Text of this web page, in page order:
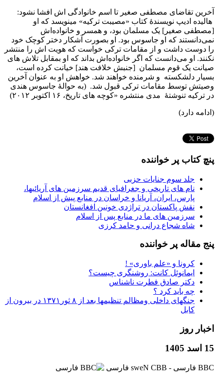
آخرين تقاضای مصطفی صغير تا اسم خانوادگی اش افشا نشود:
هالیده ادیپ نويسندۀ کتاب «مصیبت ترکیه» مينويسد که او
[مصطفی صغير] یک مسلمان بود، و همسر و خانواده‌اش
نمی‌دانستند که او جاسوس بود. او بصورت آشکار دختر کوچک خود
را دوست داشت و از مقامات ترکی خواست که هويت ‌اش را منتشر
نکنند. او می‌دانست که اگر خانواده‌اش بداند که او بمقابل تلاش های
صيانت یک قوم مسلمان [جنبش خلافت هند] خیانت کرده است،
بسیار دلشکسته و شرمنده خواهند شد. خواهش او به عنوان آخرین
وصيتش توسط مقامات ترکی قبول شد. (به حوالۀ جاسوس هندی
در ترکيه تنوشتۀ مدی منتشره «کوچه های تاريخ، ۱۶ اکتوبر ۲۰۱۲)
(ادامه دارد)
پنچ کتاب پر خواننده
جلد سوم جنایات حزبی
نام های تاریخی و جغرافیای قدیم سرزمین های آریائیها،
پارس، ایران، آریانا و خراسان در منابع پیش از اسلام
نقش پاکستان در تراژدی خونین افغانستان
سرزمین های ما در منابع پس از اسلام
شاه شجاع درانی و حامد کرزی
پنج مقاله پر خواننده
کرونا و «علم باوری» !
ایمانوئل کانت: روشنگری چیست؟
دکتر صادق فطرت ناشناس
چه باید کرد ؟
جنگهای داخلی ومظالم تنظیمها بعد از ۸ ثور۱۳۷۱ در بیرون از
کابل
اخبار روز
15 اسد 1405
BBC ‮فارسی - BBC News فارسی